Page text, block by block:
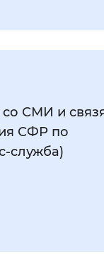
со СМИ и
СФР по
служба)